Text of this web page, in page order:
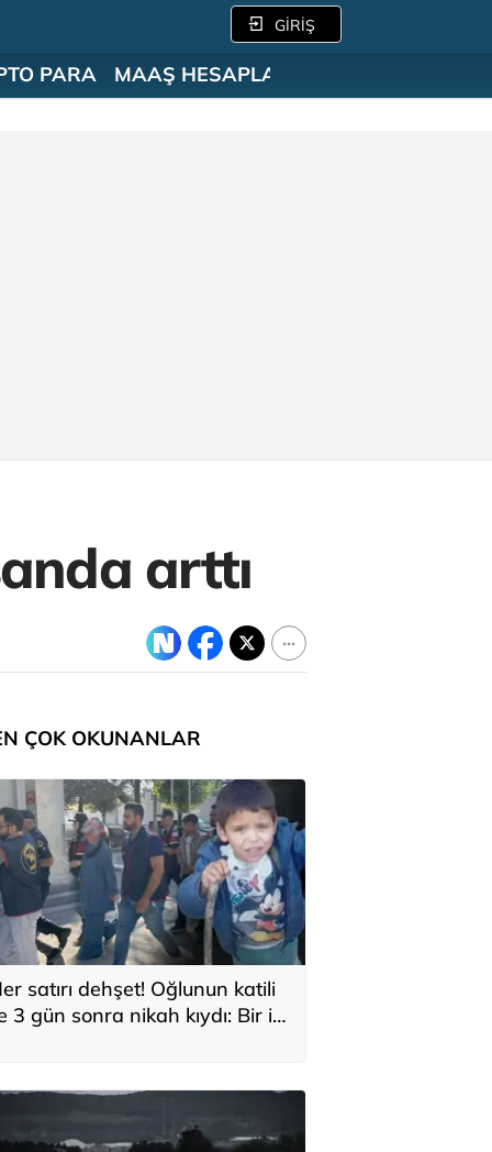
GİRİŞ
PARA MAAŞ HESAPLAMA
arttı
ÇOK OKUNANLAR
satırı dehşet! Oğlunun katili
3 gün sonra nikah kıydı: Bir iki